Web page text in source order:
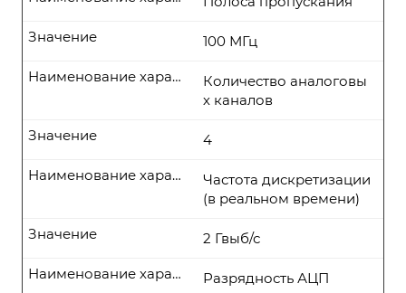
100 МГц
Значение
Количество аналоговы
х каналов
Наименование характеристики
4
Значение
Частота дискретизации
(в реальном времени)
Наименование характеристики
2 Гвыб/с
Значение
Разрядность АЦП
Наименование характеристики